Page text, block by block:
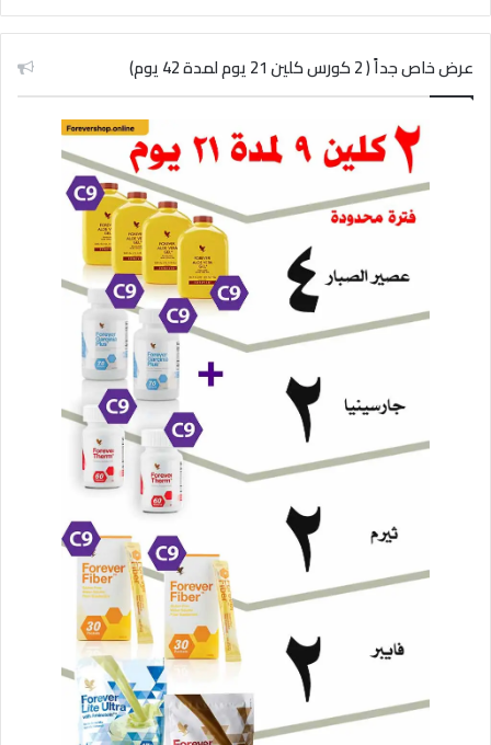
عرض خاص جداً ( 2 كورس كلين 21 يوم لمدة 42 يوم)